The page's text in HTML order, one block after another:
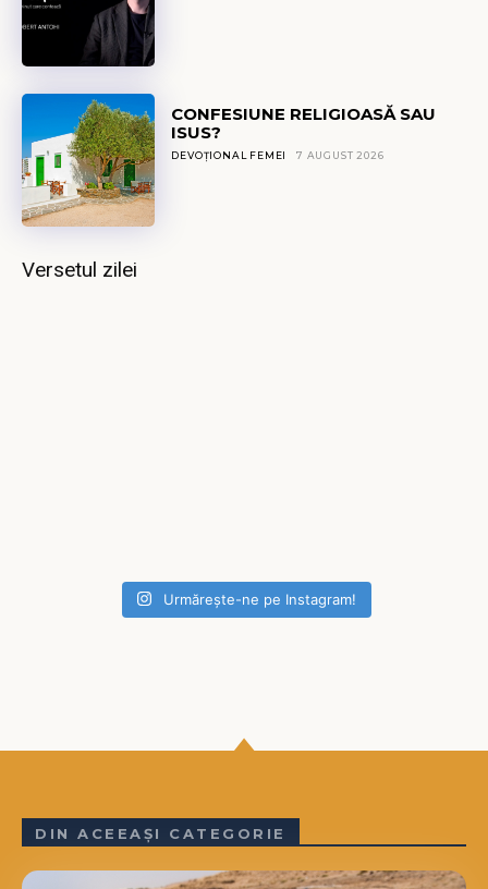
CONFESIUNE RELIGIOASĂ SAU
ISUS?
DEVOȚIONAL FEMEI 7 AUGUST 2026
Versetul zilei
Urmărește-ne pe Instagram!
DIN ACEEAȘI CATEGORIE